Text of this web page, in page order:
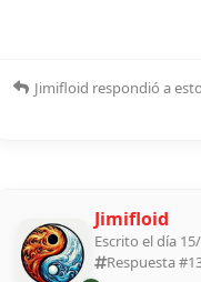
Jimifloid respondió a esto
Jimifloid
Escrito el día
Respuesta #